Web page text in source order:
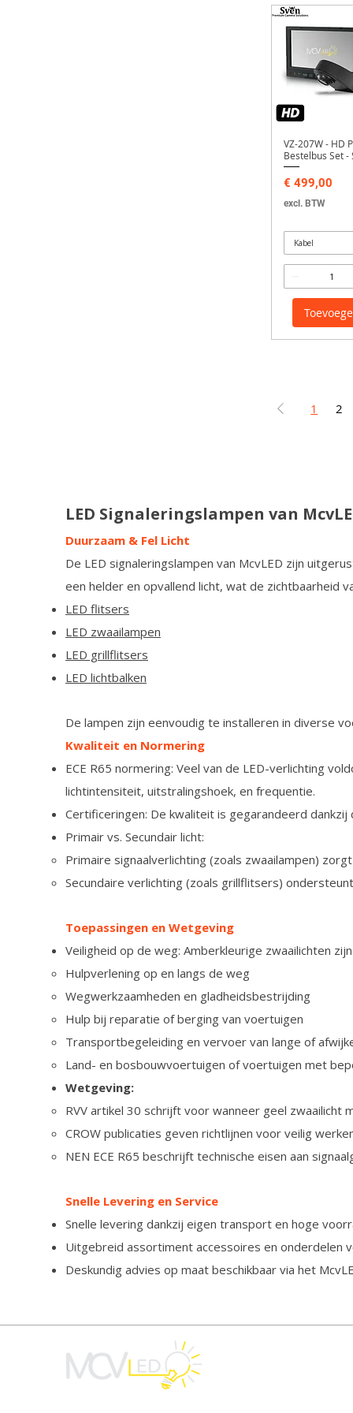
VZ-207W - HD
Bestelbus Set -
Prijs
€ 499,00
excl. BTW
Kabel
1 2
LED Signaleringslampen van
Duurzaam & Fel Licht
De LED signaleringslampen van McvLED zijn
een helder en opvallend licht, wat de zichtbaarheid
LED flitsers
LED zwaailampen
LED grillflitsers
LED lichtbalken
De lampen zijn eenvoudig te installeren in diverse
Kwaliteit en Normering
ECE R65 normering: Veel van de LED-verlichting
lichtintensiteit, uitstralingshoek, en frequentie.
Certificeringen: De kwaliteit is gegarandeerd
Primair vs. Secundair licht:
Primaire signaalverlichting (zoals zwaailampen)
Secundaire verlichting (zoals grillflitsers)
Toepassingen en Wetgeving
Veiligheid op de weg: Amberkleurige zwaailichten
Hulpverlening op en langs de weg
Wegwerkzaamheden en gladheidsbestrijding
Hulp bij reparatie of berging van voertuigen
Transportbegeleiding en vervoer van lange of
Land- en bosbouwvoertuigen of voertuigen met
Wetgeving:
RVV artikel 30 schrijft voor wanneer geel zwaailicht
CROW publicaties geven richtlijnen voor veilig
NEN ECE R65 beschrijft technische eisen aan
Snelle Levering en Service
Snelle levering dankzij eigen transport en hoge
Uitgebreid assortiment accessoires en onderdelen
Deskundig advies op maat beschikbaar via het